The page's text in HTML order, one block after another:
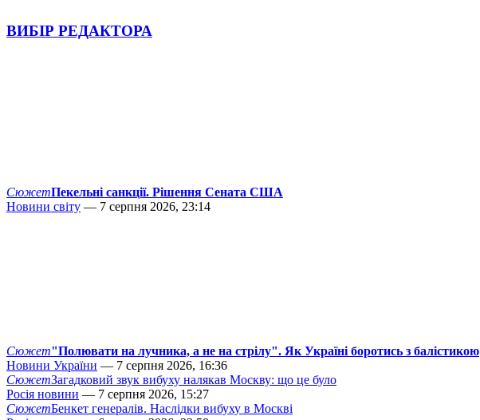
ВИБІР РЕДАКТОРА
СюжетПекельні санкції. Рішення Сената США
Новини світу — 7 серпня 2026, 23:14
Сюжет"Полювати на лучника, а не на стрілу". Як Україні боротись з балістикою
Новини України — 7 серпня 2026, 16:36
СюжетЗагадковий звук вибуху налякав Москву: що це було
Росія новини — 7 серпня 2026, 15:27
СюжетБенкет генералів. Наслідки вибуху в Москві